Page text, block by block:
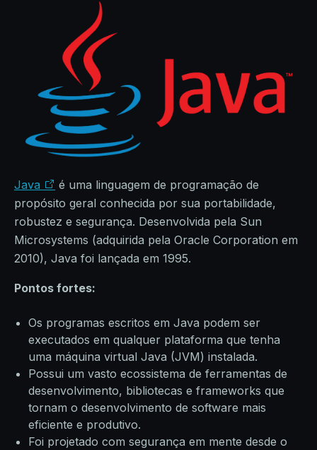
Java
é uma linguagem de programação de
propósito geral conhecida por sua portabilidade,
robustez e segurança. Desenvolvida pela Sun
Microsystems (adquirida pela Oracle Corporation em
2010), Java foi lançada em 1995.
Pontos fortes:
Os programas escritos em Java podem ser
executados em qualquer plataforma que tenha
uma máquina virtual Java (JVM) instalada.
Possui um vasto ecossistema de ferramentas de
desenvolvimento, bibliotecas e frameworks que
tornam o desenvolvimento de software mais
eficiente e produtivo.
Foi projetado com segurança em mente desde o